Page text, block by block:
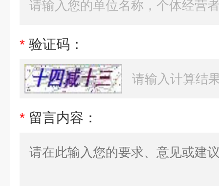
* 验证码：
* 留言内容：